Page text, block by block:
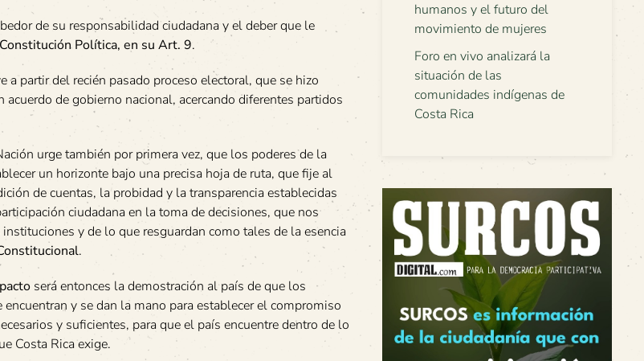
de su responsabilidad ciudadana y el deber que le
Constitución Política, en su Art. 9.
partir del recién pasado proceso electoral, que se hizo
de gobierno nacional, acercando diferentes partidos
urge también por primera vez, que los poderes de la
un horizonte bajo una precisa hoja de ruta, que fije al
de cuentas, la probidad y la transparencia establecidas
ciudadana en la toma de decisiones, que nos
y de lo que resguardan como tales de la esencia
.
será entonces la demostración al país de que los
y se dan la mano para establecer el compromiso
y suficientes, para que el país encuentre dentro de lo
Costa Rica exige.
humanos y el futuro del
movimiento de mujeres
Foro en vivo analizará la
situación de las
comunidades indígenas de
Costa Rica